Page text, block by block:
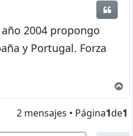
2004 propongo
y Portugal. Forza
2 mensajes • Página1de1